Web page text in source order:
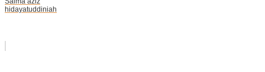
hidayatuddiniah